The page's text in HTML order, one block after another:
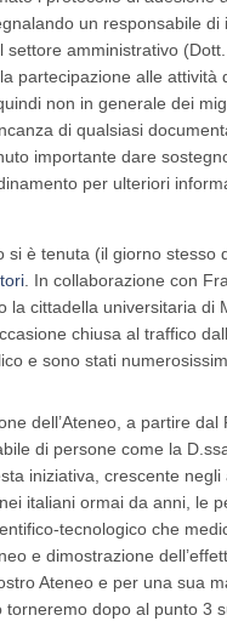
un responsabile
amministrativo
partecipazione alle attività
non in generale dei
di qualsiasi
importante dare
per ulteriori
si è tenuta (il giorno stesso
. In collaborazione con
cittadella universitaria di
chiusa al traffico
e sono stati
dell’Ateneo, a partire
di persone come la
iniziativa, crescente
italiani ormai da anni, le
tecnologico che
e dimostrazione
Ateneo e per una sua
dopo al punto 3